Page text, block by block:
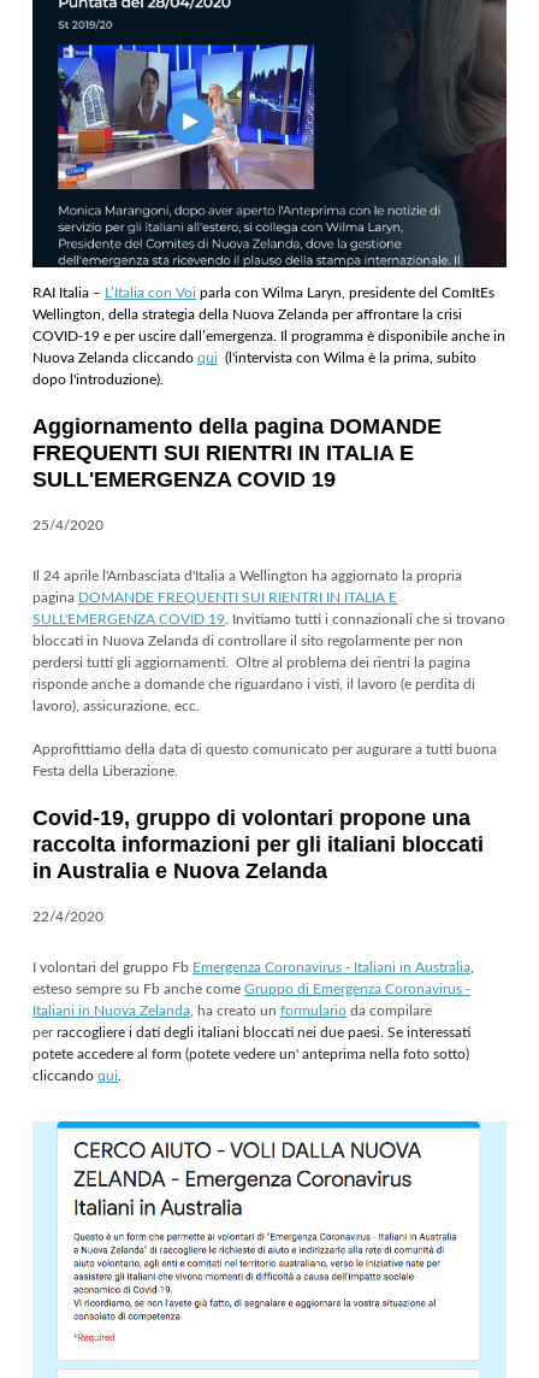
RAI Italia – L’Italia con Voi parla con Wilma Laryn, presidente del ComItEs
Wellington, della strategia della Nuova Zelanda per affrontare la crisi
COVID-19 e per uscire dall’emergenza. Il programma è disponibile anche in
Nuova Zelanda cliccando qui (l'intervista con Wilma è la prima, subito
dopo l'introduzione).
Aggiornamento della pagina DOMANDE
FREQUENTI SUI RIENTRI IN ITALIA E
SULL'EMERGENZA COVID 19
25/4/2020
Il 24 aprile l'Ambasciata d'Italia a Wellington ha aggiornato la propria
pagina DOMANDE FREQUENTI SUI RIENTRI IN ITALIA E
SULL'EMERGENZA COVID 19 . Invitiamo tutti i connazionali che si trovano
bloccati in Nuova Zelanda di controllare il sito regolarmente per non
perdersi tutti gli aggiornamenti. Oltre al problema dei rientri la pagina
risponde anche a domande che riguardano i visti, il lavoro (e perdita di
lavoro), assicurazione, ecc.
Approfittiamo della data di questo comunicato per augurare a tutti buona
Festa della Liberazione.
Covid-19, gruppo di volontari propone una
raccolta informazioni per gli italiani bloccati
in Australia e Nuova Zelanda
22/4/2020
I volontari del gruppo Fb Emergenza Coronavirus - Italiani in Australia
esteso sempre su Fb anche come Gruppo di Emergenza Coronavirus -
Italiani in Nuova Zelanda , ha creato un formulario da compilare
perraccogliere i dati degli italiani bloccati nei due paesi. Se interessati
potete accedere al form (potete vedere un' anteprima nella foto sotto)
cliccando qui